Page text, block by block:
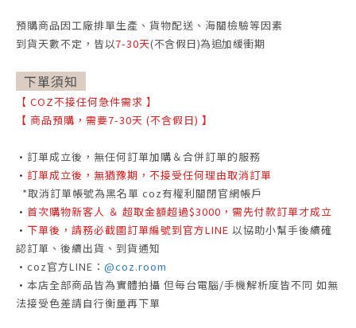
預購商品因工廠排單生產、貨物配送、海關檢驗等因素
到貨天數不定， 皆以7-30天(不含假日)為追加緩衝期
下單須知
【 COZ不接任何急件需求 】
【 商品預購，需要7-30天 (不含假日) 】
• 訂單成立後，無任何訂單加購＆合併訂單的服務
• 訂單成立後，無猶豫期，不接受任何理由取消訂單
*取消訂單帳號為黑名單 coz有權利關閉官網帳戶
• 首次購物新客人 ＆ 超取金額超過$3000，需先付款訂單才成立
• 下單後，請務必截圖訂單編號到官方LINE 以協助小幫手後續確
認訂單、後續出貨、到貨通知
• coz官方LINE： @coz.room
• 本店全部商品皆為實體拍攝 但每台電腦/手機解析度皆不同 如無
法接受色差請自行衡量再下單